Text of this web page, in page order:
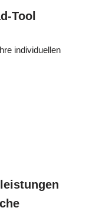
Tool
individuellen